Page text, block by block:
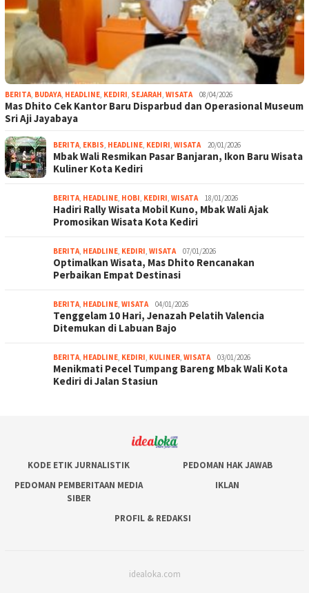
BERITA BUDAYA HEADLINE KEDIRI SEJARAH WISATA 08/04/2026
Mas Dhito Cek Kantor Baru Disparbud dan Operasional Museum
Sri Aji Jayabaya
BERITA EKBIS HEADLINE KEDIRI WISATA 20/01/2026
Mbak Wali Resmikan Pasar Banjaran, Ikon Baru Wisata
Kuliner Kota Kediri
BERITA HEADLINE HOBI KEDIRI WISATA 18/01/2026
Hadiri Rally Wisata Mobil Kuno, Mbak Wali Ajak
Promosikan Wisata Kota Kediri
BERITA HEADLINE KEDIRI WISATA 07/01/2026
Optimalkan Wisata, Mas Dhito Rencanakan
Perbaikan Empat Destinasi
BERITA HEADLINE WISATA 04/01/2026
Tenggelam 10 Hari, Jenazah Pelatih Valencia
Ditemukan di Labuan Bajo
BERITA HEADLINE KEDIRI KULINER WISATA 03/01/2026
Menikmati Pecel Tumpang Bareng Mbak Wali Kota
Kediri di Jalan Stasiun
KODE ETIK JURNALISTIK
PEDOMAN HAK JAWAB
PEDOMAN PEMBERITAAN MEDIA
SIBER
IKLAN
PROFIL & REDAKSI
idealoka.com